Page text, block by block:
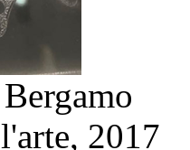
2017